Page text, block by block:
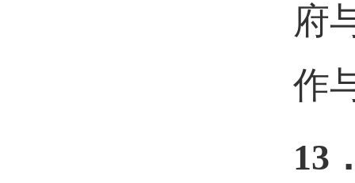
府
作
13